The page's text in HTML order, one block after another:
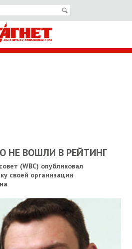
НЕ ВОШЛИ В РЕЙТИНГ
(WBC) опубликовал
своей организации